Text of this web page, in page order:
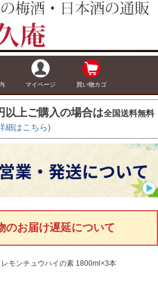
マイページ 買い物カゴ
以上ご購入の場合は全国送料無料
細はこちら)
のお届け遅延について
モンチュウハイの素 1800ml×3本